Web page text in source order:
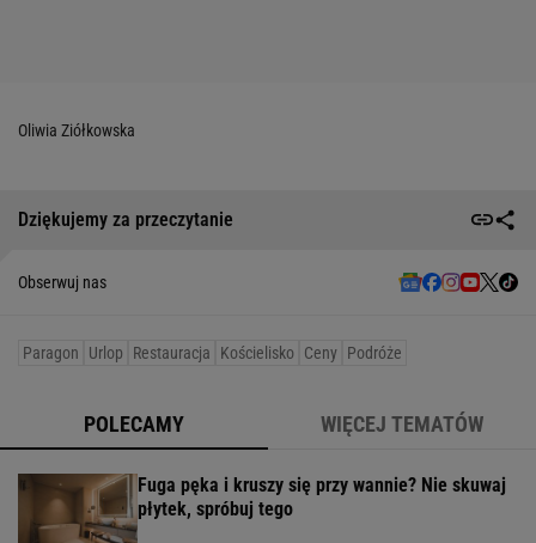
Oliwia Ziółkowska
Dziękujemy za przeczytanie
Obserwuj nas
Paragon Urlop Restauracja Kościelisko Ceny Podróże
POLECAMY WIĘCEJ TEMATÓW
Fuga pęka i kruszy się przy wannie? Nie skuwaj
płytek, spróbuj tego